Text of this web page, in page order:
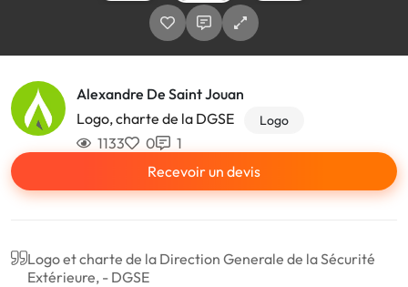
Alexandre De Saint Jouan
Logo, charte de la DGSE
Logo
1133 0
1
Recevoir un devis
Logo et charte de la Direction Generale de la Sécurité
Extérieure, - DGSE